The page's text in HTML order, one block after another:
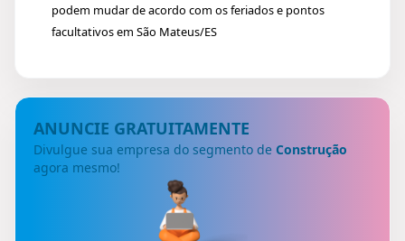
podem mudar de acordo com os feriados e pontos
facultativos em São Mateus/ES
ANUNCIE GRATUITAMENTE
Divulgue sua empresa do segmento de Construção
agora mesmo!